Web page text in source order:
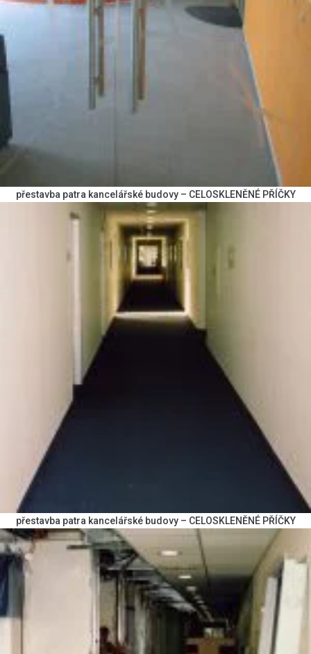
přestavba patra kancelářské budovy – CELOSKLENĚNÉ PŘÍČKY
přestavba patra kancelářské budovy – CELOSKLENĚNÉ PŘÍČKY